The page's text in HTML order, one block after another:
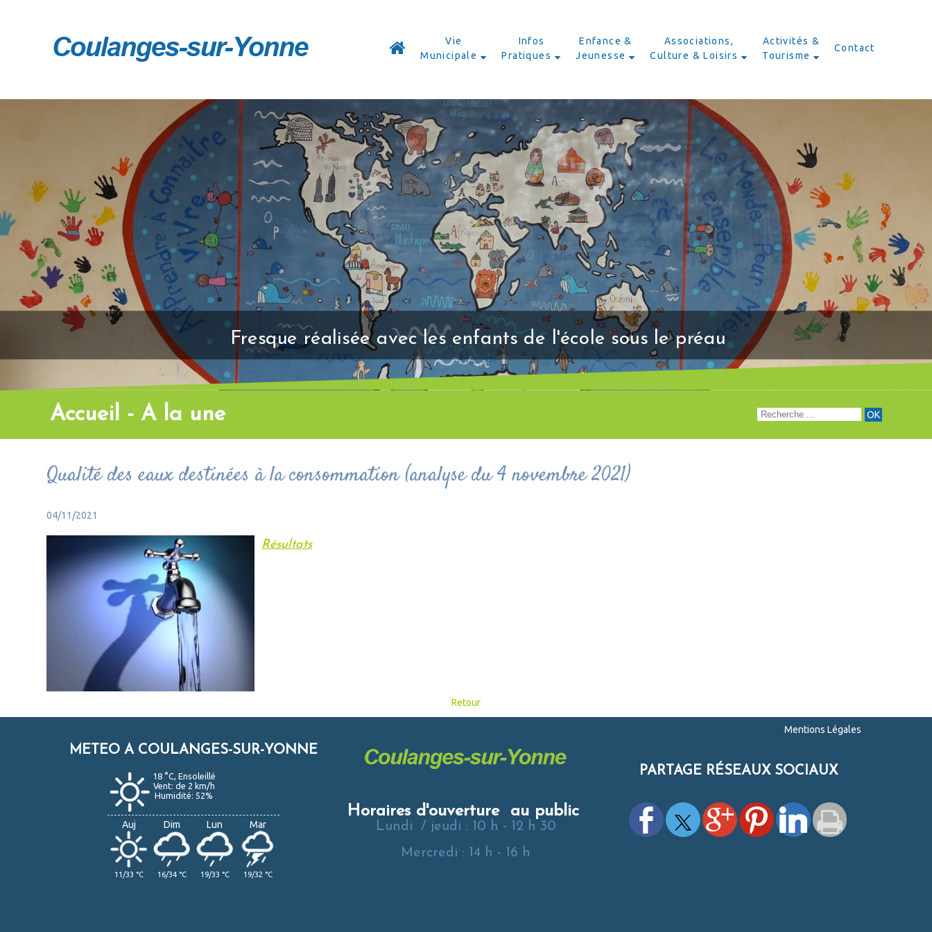
Vie
Municipale
Infos
Pratiques
Enfance &
Jeunesse
Associations,
Culture & Loisirs
Activités &
Tourisme
Contact
Fresque réalisée avec les enfants de l'école sous le préau
"Venez à notre
Accueil - A la une
Qualité des eaux destinées à la consommation (analyse du 4 novembre 2021)
04/11/2021
Résultats
Retour
METEO A COULANGES-SUR-YONNE
18 °C, Ensoleillé
Vent: de 2 km/h
Humidité: 52%
Auj
11/33 °C
Dim
16/34 °C
Lun
19/33 °C
Mar
19/32 °C
Horaires d'ouverture au public
Lundi / jeudi : 10 h - 12 h 30
Mercredi : 14 h - 16 h
Mentions Légales
PARTAGE RÉSEAUX SOCIAUX